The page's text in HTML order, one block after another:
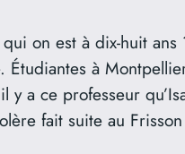
on est à dix-huit
Étudiantes à
y a ce professeur
fait suite au